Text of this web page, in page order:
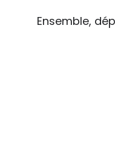
Ensemble,